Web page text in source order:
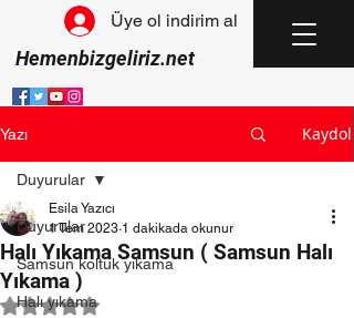
Hemenbizgeliriz.net
Üye ol indirim al
Yazı Kaydol
Duyurular
Samsun koltuk yıkama
Halı yıkama
Duyurular
Halı Yıkama Samsun ( Samsun Halı
Yıkama )
Esila Yazıcı
1 Tem 2023 1 dakikada okunur
5 üzerinden NaN yıldız